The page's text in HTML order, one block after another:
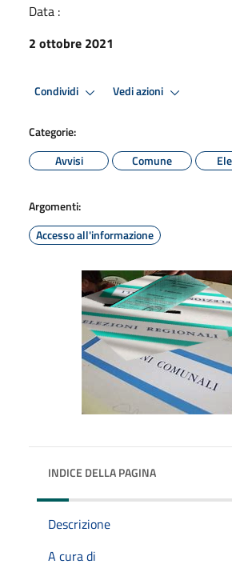
Data :
2 ottobre 2021
Condividi Vedi azioni
Categorie:
Avvisi
Comune
Argomenti:
Accesso all'informazione
INDICE DELLA PAGINA
Descrizione
A cura di